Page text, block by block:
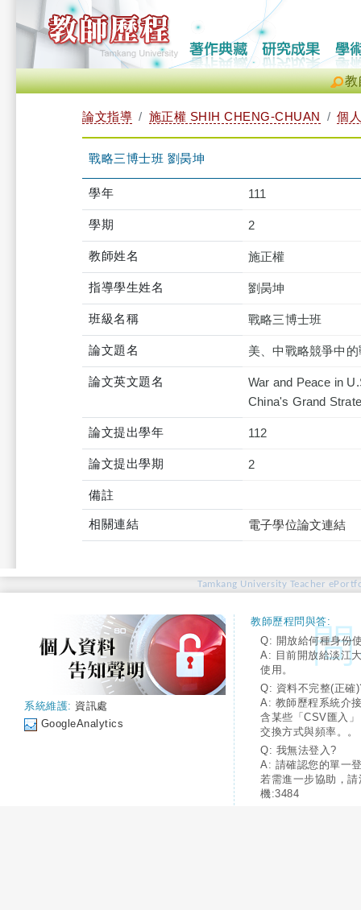
教
論文指導 施正權 SHIH CHENG-CHUAN 個
戰略三博士班 劉昺坤
學年 111
學期 2
教師姓名 施正權
指導學生姓名 劉昺坤
班級名稱 戰略三博士班
論文題名 美、中戰略競爭中
論文英文題名
War and Peace in
China's Grand
論文提出學年 112
論文提出學期 2
備註
相關連結 電子學位論文連結
Tamkang University Teacher
系統維護: 資訊處
GoogleAnalytics
教師歷程問與答:
Q: 開放給何種身份
A: 目前開放給淡江
使用。
Q: 資料不完整(正確
A: 教師歷程系統介
含某些「CSV匯入
交換方式與頻率。。
Q: 我無法登入?
A: 請確認您的單一
若需進一步協助，
機:3484